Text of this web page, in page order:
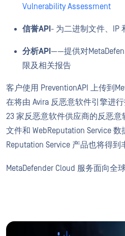
Vulnerability Assessment
信誉API - 为二进制文件、IP
分析API ——提供对
限及相关报告
客户使用 PreventionAPI 上传到
在将由 Avira 反恶意软件引擎进
23 家反恶意软件供应商的反恶意
文件和 WebReputation Service
Reputation Service 产品也将得到
MetaDefender Cloud 服务面向全